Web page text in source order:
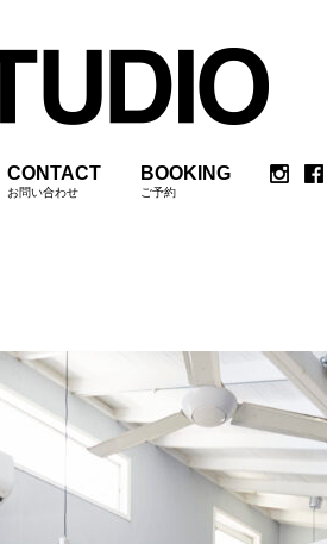
CONTACT
お問い合わせ
BOOKING
ご予約